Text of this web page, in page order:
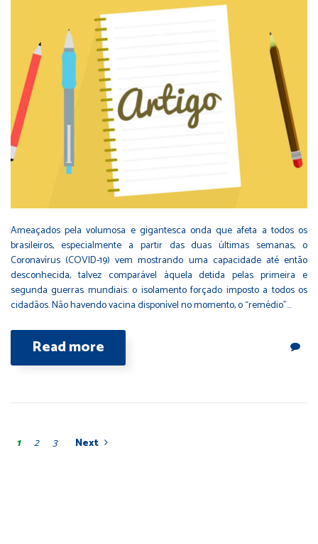
Ameaçados pela volumosa e gigantesca onda que afeta a todos os
brasileiros, especialmente a partir das duas últimas semanas, o
Coronavírus (COVID-19) vem mostrando uma capacidade até então
desconhecida, talvez comparável àquela detida pelas primeira e
segunda guerras mundiais: o isolamento forçado imposto a todos os
cidadãos. Não havendo vacina disponível no momento, o “remédio”…
Read more
1 2 3 Next